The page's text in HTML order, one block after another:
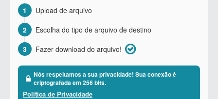
1
Upload de arquivo
2
Escolha do tipo de arquivo de destino
3
Fazer download do arquivo!
Nós respeitamos a sua privacidade! Sua conexão é
criptografada em 256 bits.
Política de Privacidade